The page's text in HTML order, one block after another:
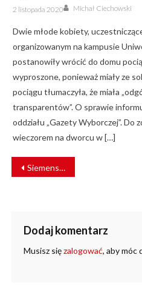
Posted
on
2 listopada 2020 Author
Michał Ciechowski
Dwie młode kobiety,
organizowanym na kampusie
postanowiły wrócić do domu
wyproszone, ponieważ miały ze
pociągu tłumaczyła, że miała
transparentów”. O sprawie
oddziału „Gazety Wyborczej”. Do
wieczorem na dworcu w […]
NAWIGACJA
WPISU
Siemens Mobility i ÖBB prezentują nowe pociągi Nightjet
Dodaj komentarz
Musisz sięzalogować, aby móc